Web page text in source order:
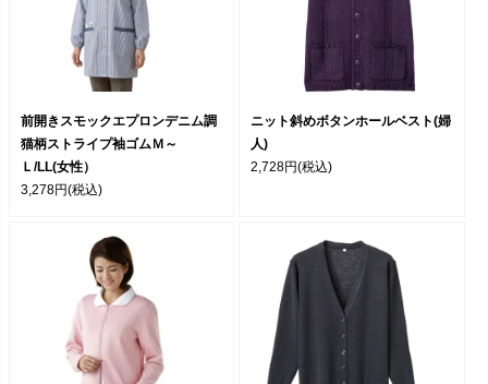
前開きスモックエプロンデニム調
猫柄ストライプ袖ゴムＭ～
Ｌ/LL(女性）
3,278円(税込)
ニット斜めボタンホールベスト(婦
人)
2,728円(税込)